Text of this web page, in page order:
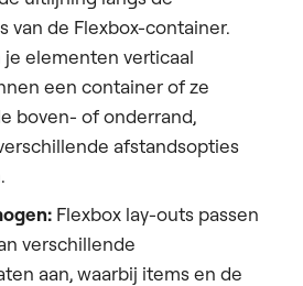
van de Flexbox-container.
elementen verticaal
een container of ze
boven- of onderrand,
afstandsopties
Flexbox lay-outs passen
verschillende
aan, waarbij items en de